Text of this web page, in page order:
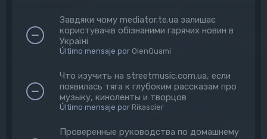
Завдяки чому mediator.te.ua залишає
користувачів обізнаними гарячих новин в
Україні
Último mensaje por OlenQuami
Что изучить на streetmusic.com.ua, если
появилась тяга к глубоким рассказам про
музыку, киноленты и творцов
Último mensaje por Rikascier
Проверенные руководства по домашнему